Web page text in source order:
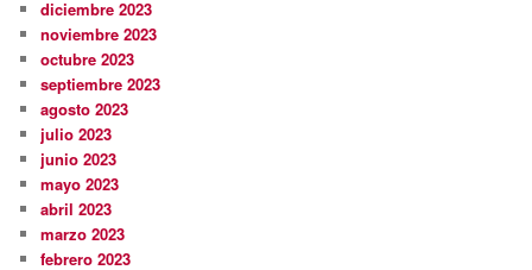
diciembre 2023
noviembre 2023
octubre 2023
septiembre 2023
agosto 2023
julio 2023
junio 2023
mayo 2023
abril 2023
marzo 2023
febrero 2023